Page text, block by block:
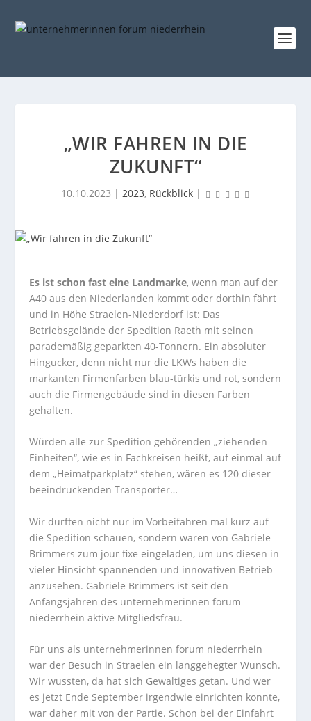
„WIR FAHREN IN DIE
ZUKUNFT“
10.10.2023 | 2023, Rückblick |
Es ist schon fast eine Landmarke, wenn man auf der
A40 aus den Niederlanden kommt oder dorthin fährt
und in Höhe Straelen-Niederdorf ist: Das
Betriebsgelände der Spedition Raeth mit seinen
parademäßig geparkten 40-Tonnern. Ein absoluter
Hingucker, denn nicht nur die LKWs haben die
markanten Firmenfarben blau-türkis und rot, sondern
auch die Firmengebäude sind in diesen Farben
gehalten.
Würden alle zur Spedition gehörenden „ziehenden
Einheiten“, wie es in Fachkreisen heißt, auf einmal auf
dem „Heimatparkplatz“ stehen, wären es 120 dieser
beeindruckenden Transporter…
Wir durften nicht nur im Vorbeifahren mal kurz auf
die Spedition schauen, sondern waren von Gabriele
Brimmers zum jour fixe eingeladen, um uns diesen in
vieler Hinsicht spannenden und innovativen Betrieb
anzusehen. Gabriele Brimmers ist seit den
Anfangsjahren des unternehmerinnen forum
niederrhein aktive Mitgliedsfrau.
Für uns als unternehmerinnen forum niederrhein
war der Besuch in Straelen ein langgehegter Wunsch.
Wir wussten, da hat sich Gewaltiges getan. Und wer
es jetzt Ende September irgendwie einrichten konnte,
war daher mit von der Partie. Schon bei der Einfahrt